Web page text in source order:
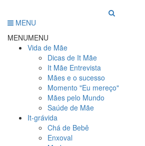
MENU
MENUMENU
Vida de Mãe
Dicas de It Mãe
It Mãe Entrevista
Mães e o sucesso
Momento "Eu mereço"
Mães pelo Mundo
Saúde de Mãe
It-grávida
Chá de Bebê
Enxoval